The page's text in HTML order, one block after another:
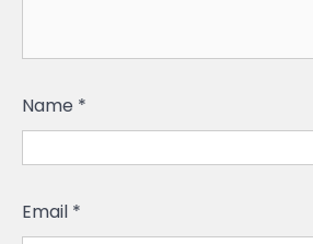
Name *
Email *